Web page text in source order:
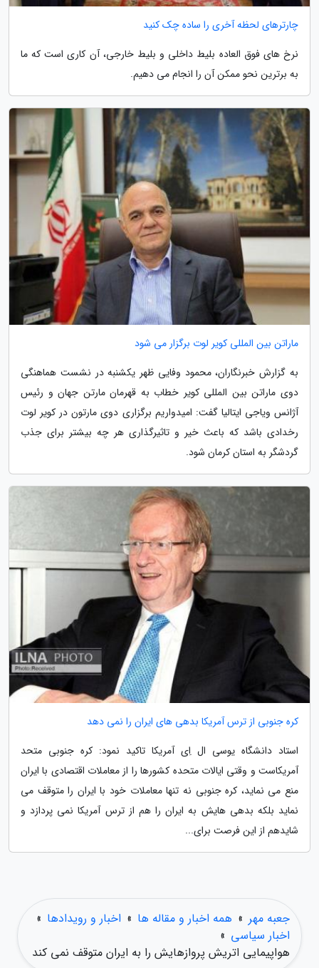
چارترهای لحظه آخری را ساده چک کنید
نرخ های فوق العاده بلیط داخلی و بلیط خارجی، آن کاری است که ما
به برترین نحو ممکن آن را انجام می دهیم.
ماراتن بین المللی کویر لوت برگزار می شود
به گزارش خبرنگاران، محمود وفایی ظهر یکشنبه در نشست هماهنگی
دوی ماراتن بین المللی کویر خطاب به قهرمان مارتن جهان و رئیس
آژانس ویاجی ایتالیا گفت: امیدواریم برگزاری دوی مارتون در کویر لوت
رخدادی باشد که باعث خیر و تاثیرگذاری هر چه بیشتر برای جذب
گردشگر به استان کرمان شود.
کره جنوبی از ترس آمریکا بدهی های ایران را نمی دهد
استاد دانشگاه یوسی ال اِی آمریکا تاکید نمود: کره جنوبی متحد
آمریکاست و وقتی ایالات متحده کشورها را از معاملات اقتصادی با ایران
منع می نماید، کره جنوبی نه تنها معاملات خود با ایران را متوقف می
نماید بلکه بدهی هایش به ایران را هم از ترس آمریکا نمی پردازد و
شایدهم از این فرصت برای...
جعبه مهر » همه اخبار و مقاله ها » اخبار و رویدادها »
اخبار سیاسی »
هواپیمایی اتریش پروازهایش را به ایران متوقف نمی کند